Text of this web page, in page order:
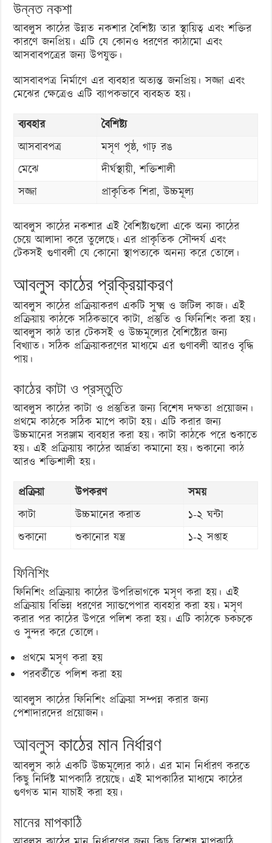
উন্নত নকশা
আবলুস কাঠের উন্নত নকশার বৈশিষ্ট্য তার স্থায়িত্ব এবং শক্তির
কারণে জনপ্রিয়। এটি যে কোনও ধরণের কাঠামো এবং
আসবাবপত্রের জন্য উপযুক্ত।
আসবাবপত্র নির্মাণে এর ব্যবহার অত্যন্ত জনপ্রিয়। সজ্জা এবং
মেঝের ক্ষেত্রেও এটি ব্যাপকভাবে ব্যবহৃত হয়।
ব্যবহার
বৈশিষ্ট্য
আসবাবপত্র
মসৃণ পৃষ্ঠ, গাঢ় রঙ
মেঝে
দীর্ঘস্থায়ী, শক্তিশালী
সজ্জা
প্রাকৃতিক শিরা, উচ্চমূল্য
আবলুস কাঠের নকশার এই বৈশিষ্ট্যগুলো একে অন্য কাঠের
চেয়ে আলাদা করে তুলেছে। এর প্রাকৃতিক সৌন্দর্য এবং
টেকসই গুণাবলী যে কোনো স্থাপত্যকে অনন্য করে তোলে।
আবলুস কাঠের প্রক্রিয়াকরণ
আবলুস কাঠের প্রক্রিয়াকরণ একটি সুক্ষ্ম ও জটিল কাজ। এই
প্রক্রিয়ায় কাঠকে সঠিকভাবে কাটা, প্রস্তুতি ও ফিনিশিং করা হয়।
আবলুস কাঠ তার টেকসই ও উচ্চমূল্যের বৈশিষ্ট্যের জন্য
বিখ্যাত। সঠিক প্রক্রিয়াকরণের মাধ্যমে এর গুণাবলী আরও বৃদ্ধি
পায়।
কাঠের কাটা ও প্রস্তুতি
আবলুস কাঠের কাটা ও প্রস্তুতির জন্য বিশেষ দক্ষতা প্রয়োজন।
প্রথমে কাঠকে সঠিক মাপে কাটা হয়। এটি করার জন্য
উচ্চমানের সরঞ্জাম ব্যবহার করা হয়। কাটা কাঠকে পরে শুকাতে
হয়। এই প্রক্রিয়ায় কাঠের আর্দ্রতা কমানো হয়। শুকানো কাঠ
আরও শক্তিশালী হয়।
প্রক্রিয়া
উপকরণ
সময়
কাটা
উচ্চমানের করাত
১-২ ঘন্টা
শুকানো
শুকানোর যন্ত্র ১-২ সপ্তাহ
ফিনিশিং
ফিনিশিং প্রক্রিয়ায় কাঠের উপরিভাগকে মসৃণ করা হয়। এই
প্রক্রিয়ায় বিভিন্ন ধরণের স্যান্ডপেপার ব্যবহার করা হয়। মসৃণ
করার পর কাঠের উপরে পলিশ করা হয়। এটি কাঠকে চকচকে
ও সুন্দর করে তোলে।
প্রথমে মসৃণ করা হয়
পরবর্তীতে পলিশ করা হয়
আবলুস কাঠের ফিনিশিং প্রক্রিয়া সম্পন্ন করার জন্য
পেশাদারদের প্রয়োজন।
আবলুসকাঠের মান নির্ধারণ
আবলুস কাঠ একটি উচ্চমূল্যের কাঠ। এর মান নির্ধারণ করতে
কিছু নির্দিষ্ট মাপকাঠি রয়েছে। এই মাপকাঠির মাধ্যমে কাঠের
গুণগত মান যাচাই করা হয়।
মানের মাপকাঠি